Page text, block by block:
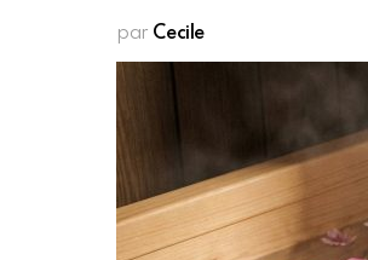
par Cecile